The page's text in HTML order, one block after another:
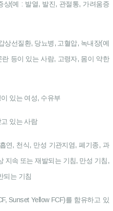
(예 : 발열, 발진, 관절통, 가려움증
상선질환, 당뇨병, 고혈압, 녹내장(예
등이 있는 사람, 고령자, 몸이 약한
있는 여성, 수유부
있는 사람
연, 천식, 만성 기관지염, 폐기종, 과
지속 또는 재발되는 기침, 만성 기침,
되는 기침
Sunset Yellow FCF)를 함유하고 있